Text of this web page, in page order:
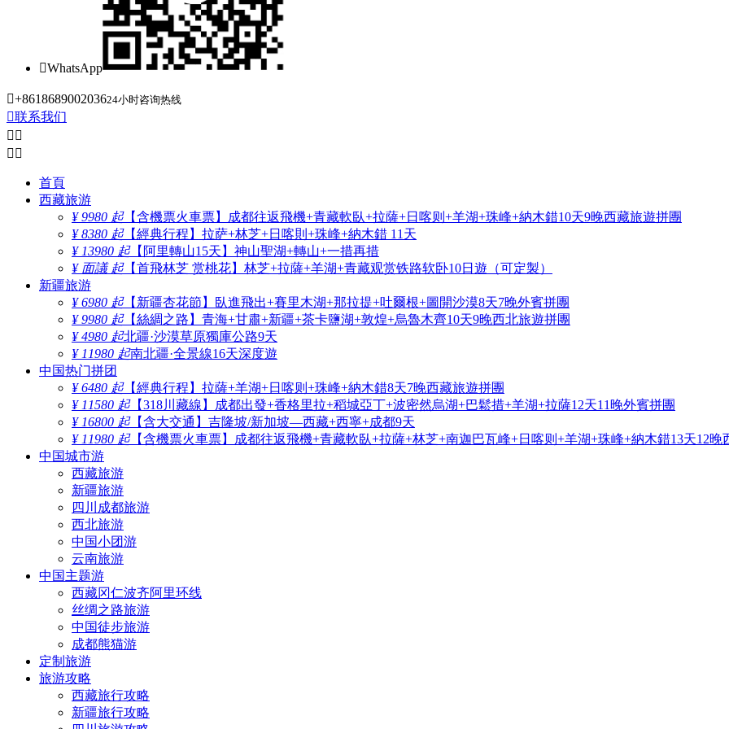
WhatsApp
+861868900203624小时咨询热线
联系我们
 
 
首頁
西藏旅游
¥ 9980 起【含機票火車票】成都往返飛機+青藏軟臥+拉薩+日喀则+羊湖+珠峰+納木錯10天9晚西藏旅遊拼團
¥ 8380 起【經典行程】拉萨+林芝+日喀則+珠峰+納木錯 11天
¥ 13980 起【阿里轉山15天】神山聖湖+轉山+一措再措
¥ 面議 起【首飛林芝 赏桃花】林芝+拉薩+羊湖+青藏观赏铁路软卧10日遊（可定製）
新疆旅游
¥ 6980 起【新疆杏花節】臥進飛出+賽里木湖+那拉提+吐爾根+圖開沙漠8天7晚外賓拼團
¥ 9980 起【絲綢之路】青海+甘肅+新疆+茶卡鹽湖+敦煌+烏魯木齊10天9晚西北旅遊拼團
¥ 4980 起北疆·沙漠草原獨庫公路9天
¥ 11980 起南北疆·全景線16天深度遊
中国热门拼团
¥ 6480 起【經典行程】拉薩+羊湖+日喀则+珠峰+納木錯8天7晚西藏旅遊拼團
¥ 11580 起【318川藏線】成都出發+香格里拉+稻城亞丁+波密然烏湖+巴鬆措+羊湖+拉薩12天11晚外賓拼團
¥ 16800 起【含大交通】吉隆坡/新加坡—西藏+西寧+成都9天
¥ 11980 起【含機票火車票】成都往返飛機+青藏軟臥+拉薩+林芝+南迦巴瓦峰+日喀则+羊湖+珠峰+納木錯13天12晚
中国城市游
西藏旅游
新疆旅游
四川成都旅游
西北旅游
中国小团游
云南旅游
中国主题游
西藏冈仁波齐阿里环线
丝绸之路旅游
中国徒步旅游
成都熊猫游
定制旅游
旅游攻略
西藏旅行攻略
新疆旅行攻略